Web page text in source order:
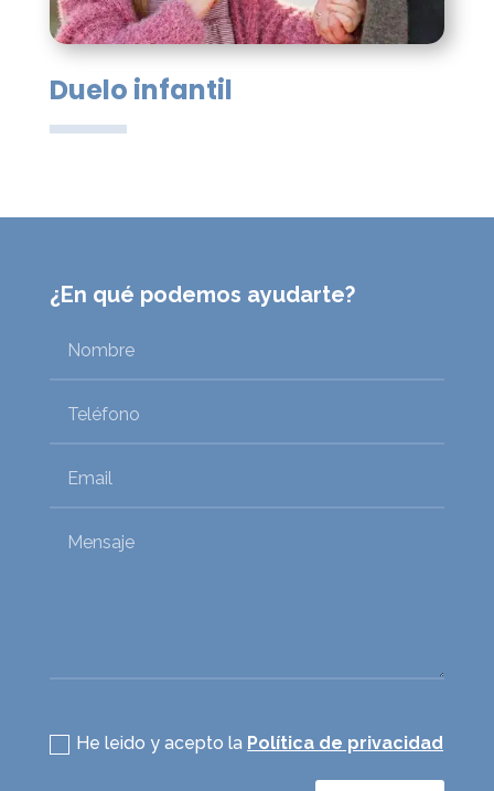
Duelo infantil
¿En qué podemos ayudarte?
He leido y acepto la Política de privacidad